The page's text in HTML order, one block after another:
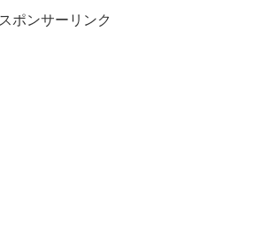
スポンサーリンク